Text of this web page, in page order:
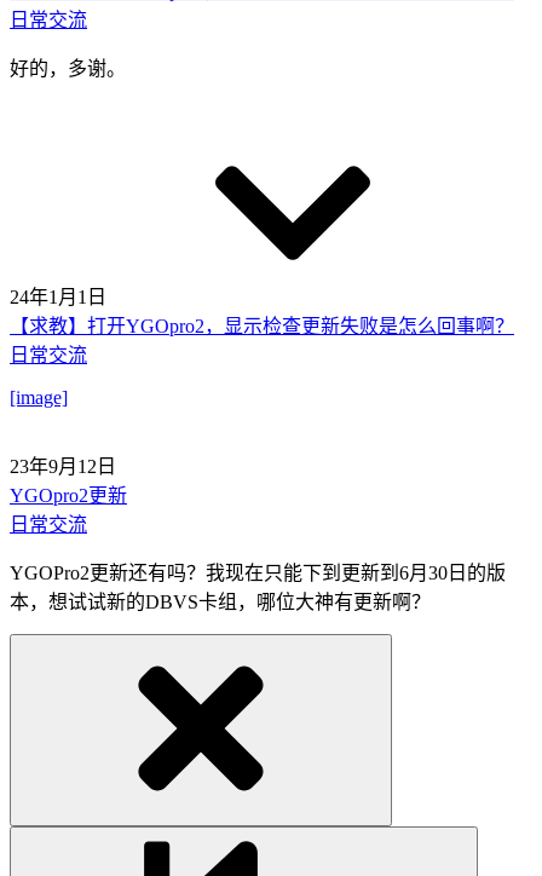
日常交流
好的，多谢。
24年1月1日
【求教】打开YGOpro2，显示检查更新失败是怎么回事啊？
日常交流
[image]
23年9月12日
YGOpro2更新
日常交流
YGOPro2更新还有吗？我现在只能下到更新到6月30日的版
本，想试试新的DBVS卡组，哪位大神有更新啊？